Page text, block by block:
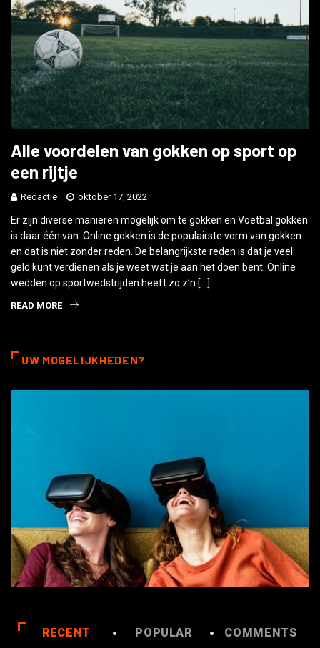
Alle voordelen van gokken op sport op
een rijtje
Redactie oktober 17, 2022
Er zijn diverse manieren mogelijk om te gokken en Voetbal gokken
is daar één van. Online gokken is de populairste vorm van gokken
en dat is niet zonder reden. De belangrijkste reden is dat je veel
geld kunt verdienen als je weet wat je aan het doen bent. Online
wedden op sportwedstrijden heeft zo z’n […]
READ MORE
UW MOGELIJKHEDEN?
RECENT POPULAR COMMENTS